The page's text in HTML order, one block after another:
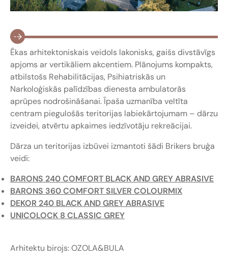
Ēkas arhitektoniskais veidols lakonisks, gaišs divstāvīgs
apjoms ar vertikāliem akcentiem. Plānojums kompakts,
atbilstošs Rehabilitācijas, Psihiatriskās un
Narkoloģiskās palīdzības dienesta ambulatorās
aprūpes nodrošināšanai. Īpaša uzmanība veltīta
centram piegulošās teritorijas labiekārtojumam – dārzu
izveidei, atvērtu apkaimes iedzīvotāju rekreācijai.
Dārza un teritorijas izbūvei izmantoti šādi Brikers bruģa
veidi:
BARONS 240 COMFORT BLACK AND GREY ABRASIVE
BARONS 360 COMFORT SILVER COLOURMIX
DEKOR 240 BLACK AND GREY ABRASIVE
UNICOLOCK 8 CLASSIC GREY
Arhitektu birojs: OZOLA&BULA